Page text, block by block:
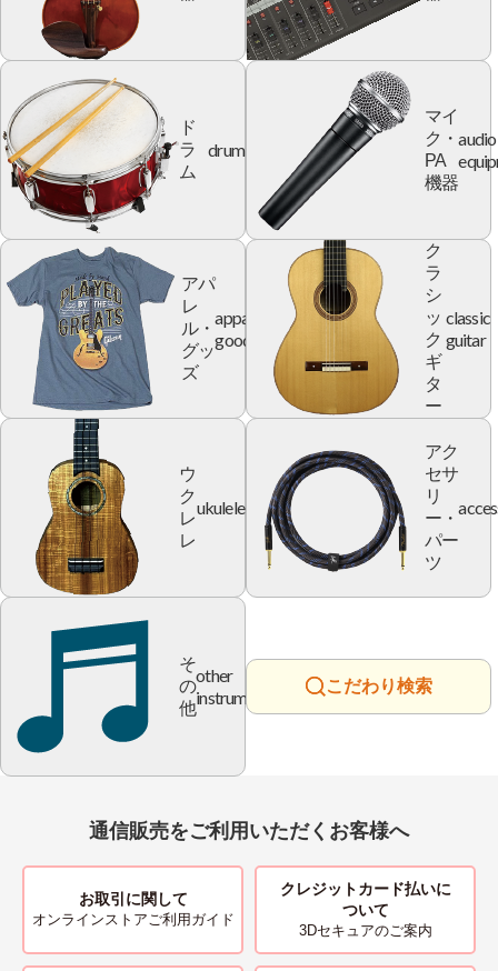
ド
ラ
ム
drum
マイ
ク・
PA
機器
audio
アパ
レ
ル・
グッ
ズ
apparel
goods
ク
ラ
シ
ッ
ク
ギ
タ
ー
classic
guitar
ウ
ク
レ
レ
ukulele
アク
セサ
リ
ー・
パー
ツ
そ
の
他
other
instrument
こだわり検索
通信販売をご利用いただくお客様へ
お取引に関して
オンラインストアご利用ガイド
クレジットカード払いに
ついて
3Dセキュアのご案内